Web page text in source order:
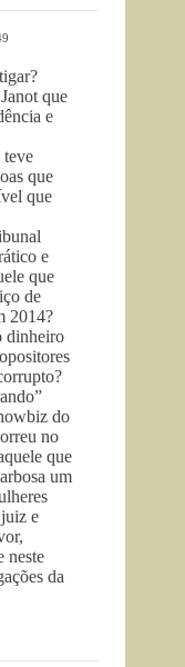
que
e
teve
que
que
e
que
de
2014?
dinheiro
do
no
que
um
e
neste
da